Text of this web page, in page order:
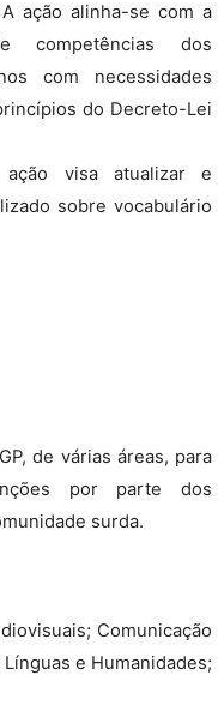
ação alinha-se com a
competências dos
com necessidades
do Decreto-Lei
visa atualizar e
sobre vocabulário
de várias áreas, para
por parte dos
surda.
Comunicação
e Humanidades;